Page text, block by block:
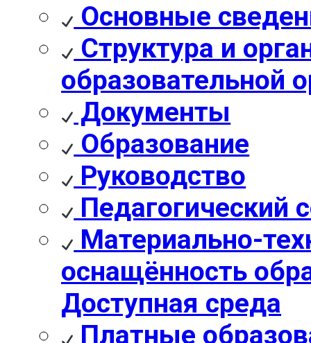
Основные
Структура и
образовательной
Документы
Образование
Руководство
Педагогический
Материально-
оснащённость
Доступная среда
Платные